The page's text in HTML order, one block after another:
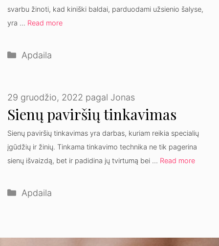
svarbu žinoti, kad kiniški baldai, parduodami užsienio šalyse,
yra … Read more
Kategorijos
Apdaila
Sienų paviršių tinkavimas
29 gruodžio, 2022 pagal Jonas
Sienų paviršių tinkavimas yra darbas, kuriam reikia specialių
įgūdžių ir žinių. Tinkama tinkavimo technika ne tik pagerina
sienų išvaizdą, bet ir padidina jų tvirtumą bei … Read more
Kategorijos
Apdaila